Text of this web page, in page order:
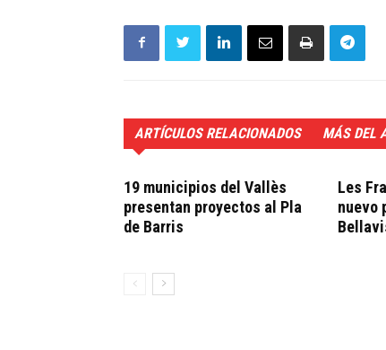
ARTÍCULOS RELACIONADOS MÁS DEL
19 municipios del Vallès
presentan proyectos al Pla
de Barris
Les
nuevo